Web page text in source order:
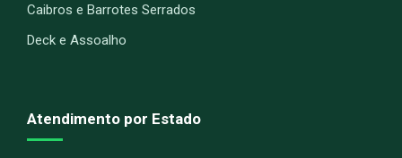
Caibros e Barrotes Serrados
Deck e Assoalho
Atendimento por Estado